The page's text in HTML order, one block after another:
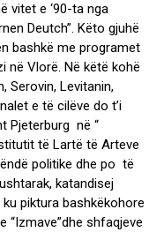
vitet e ‘90-ta nga
Deutch”. Këto gjuhë
bashkë me programet
në Vlorë. Në këtë kohë
Serovin, Levitanin,
e të cilëve do t’i
Pjeterburg në “
të Lartë të Arteve
politike dhe po të
katandisej
piktura bashkëkohore
shfaqjeve